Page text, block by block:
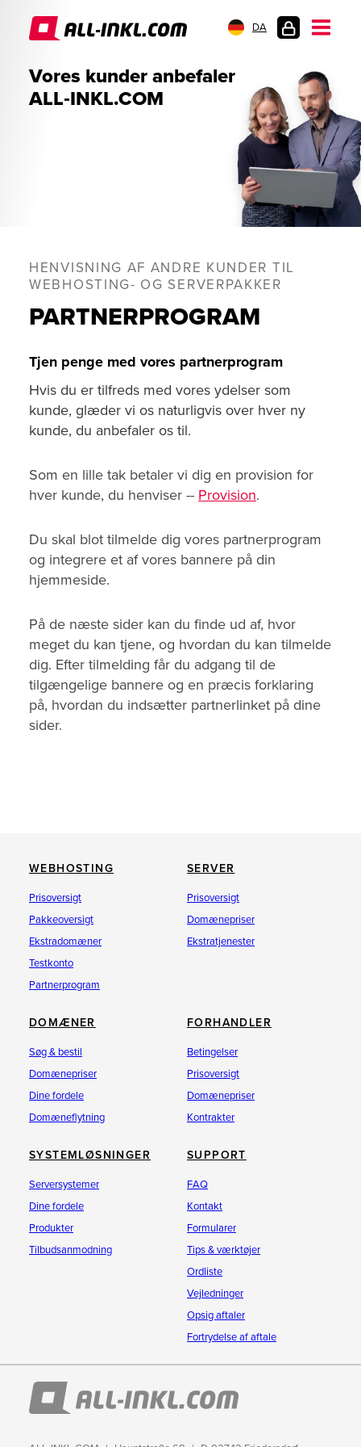
DA
Vores kunder anbefaler
ALL‑INKL.COM
HENVISNING AF ANDRE KUNDER TIL
WEBHOSTING- OG SERVERPAKKER
PARTNERPROGRAM
Tjen penge med vores partnerprogram
Hvis du er tilfreds med vores ydelser som
kunde, glæder vi os naturligvis over hver ny
kunde, du anbefaler os til.
Som en lille tak betaler vi dig en provision for
hver kunde, du henviser -- Provision.
Du skal blot tilmelde dig vores partnerprogram
og integrere et af vores bannere på din
hjemmeside.
På de næste sider kan du finde ud af, hvor
meget du kan tjene, og hvordan du kan tilmelde
dig. Efter tilmelding får du adgang til de
tilgængelige bannere og en præcis forklaring
på, hvordan du indsætter partnerlinket på dine
sider.
WEBHOSTING
Prisoversigt
Pakkeoversigt
Ekstradomæner
Testkonto
Partnerprogram
SERVER
Prisoversigt
Domænepriser
Ekstratjenester
DOMÆNER
Søg & bestil
Domænepriser
Dine fordele
Domæneflytning
FORHANDLER
Betingelser
Prisoversigt
Domænepriser
Kontrakter
SYSTEMLØSNINGER
Serversystemer
Dine fordele
Produkter
Tilbudsanmodning
SUPPORT
FAQ
Kontakt
Formularer
Tips & værktøjer
Ordliste
Vejledninger
Opsig aftaler
Fortrydelse af aftale